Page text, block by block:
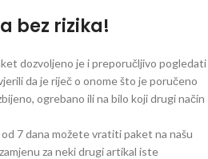
bez rizika!
dozvoljeno je i preporučljivo pogledati
da je riječ o onome što je poručeno
ogrebano ili na bilo koji drugi način
7 dana možete vratiti paket na našu
za neki drugi artikal iste